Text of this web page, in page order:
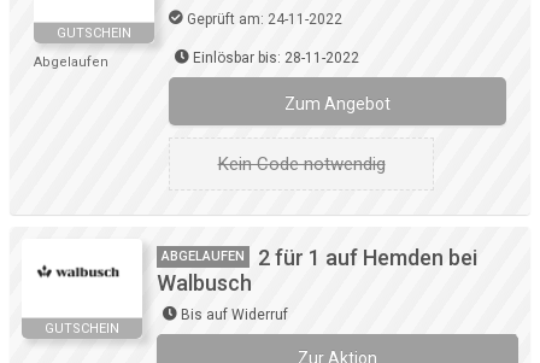
GUTSCHEIN
Abgelaufen
Geprüft am: 24-11-2022
Einlösbar bis: 28-11-2022
Zum Angebot
Kein Code notwendig
GUTSCHEIN
ABGELAUFEN
2 für 1 auf Hemden bei
Walbusch
Bis auf Widerruf
Zur Aktion